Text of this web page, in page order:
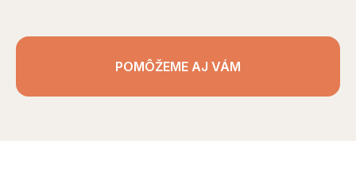
POMÔŽEME AJ VÁM